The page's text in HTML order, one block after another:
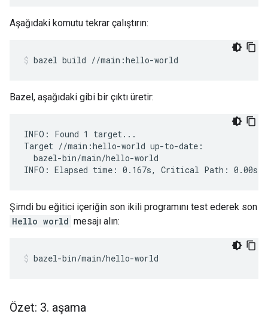
Aşağıdaki komutu tekrar çalıştırın:
bazel build //main:hello-world
Bazel, aşağıdaki gibi bir çıktı üretir:
INFO: Found 1 target...
Target //main:hello-world up-to-date:
  bazel-bin/main/hello-world
Şimdi bu eğitici içeriğin son ikili programını test ederek son
Hello world mesajı alın:
bazel-bin/main/hello-world
Özet: 3. aşama